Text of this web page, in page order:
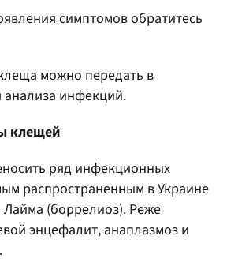
симптомов обратитесь
можно передать в
инфекций.
клещей
ряд инфекционных
распространенным в Украине
Лайма (боррелиоз). Реже
энцефалит, анаплазмоз и